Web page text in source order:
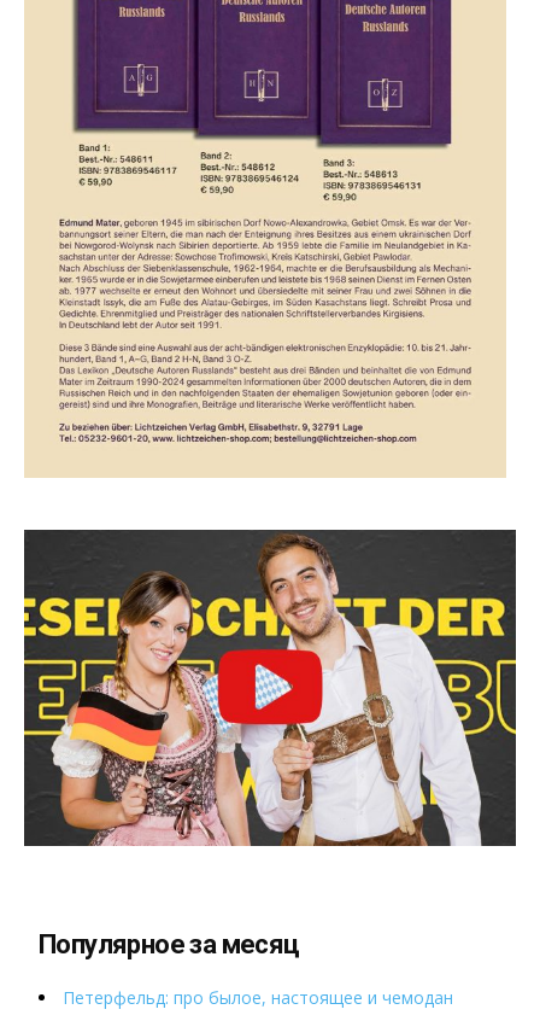
Популярное за месяц
Петерфельд: про былое, настоящее и чемодан